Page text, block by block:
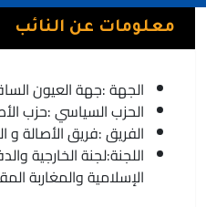
معلومات عن النائب
الجهة :جهة العيون
الحزب السياسي :حزب
الفريق :فريق الأصالة و
اللجنة:لجنة الخارجية
الإسلامية والمغاربة